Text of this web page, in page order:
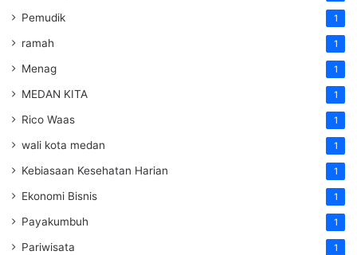
Pemudik 1
ramah 1
Menag 1
MEDAN KITA 1
Rico Waas 1
wali kota medan 1
Kebiasaan Kesehatan Harian 1
Ekonomi Bisnis 1
Payakumbuh 1
Pariwisata 1